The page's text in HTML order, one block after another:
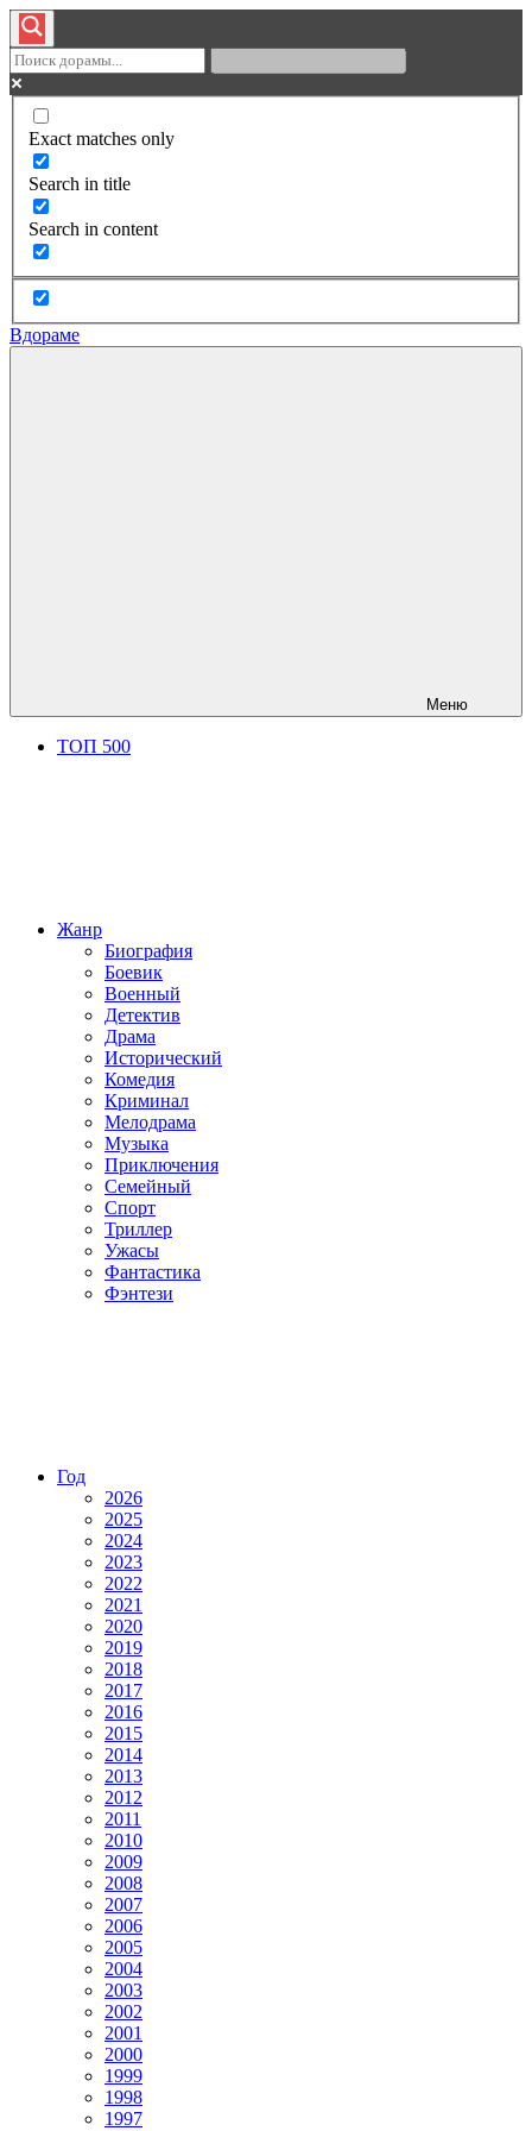
Exact matches only
Search in title
Search in content
Вдораме
Меню
ТОП 500
Жанр
Биография
Боевик
Военный
Детектив
Драма
Исторический
Комедия
Криминал
Мелодрама
Музыка
Приключения
Семейный
Спорт
Триллер
Ужасы
Фантастика
Фэнтези
Год
2026
2025
2024
2023
2022
2021
2020
2019
2018
2017
2016
2015
2014
2013
2012
2011
2010
2009
2008
2007
2006
2005
2004
2003
2002
2001
2000
1999
1998
1997